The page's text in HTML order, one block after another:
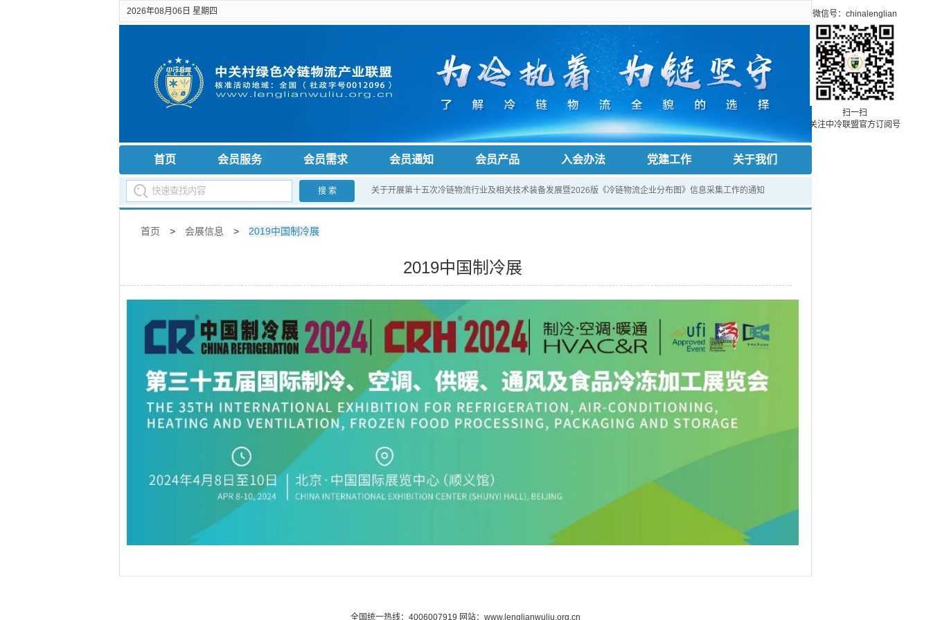
微信号：chinalenglian
扫一扫
关注中冷联盟官方订阅号
2026年08月06日 星期四
首页 会员服务 会员需求 会员通知 会员产品 入会办法 党建工作 关于我们
搜 索 关于开展第十五次冷链物流行业及相关技术装备发展暨2026版《冷链物流企业分布图》信息采集工作的通知
首页 > 会展信息 > 2019中国制冷展
2019中国制冷展
全国统一热线：4006007919 网站：www.lenglianwuliu.org.cn